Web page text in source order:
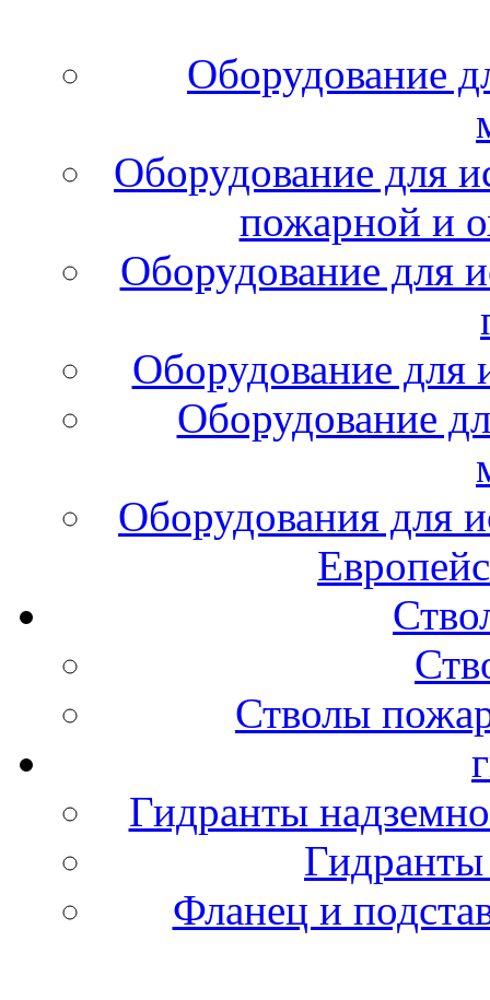
Оборудование
Оборудование для
пожарной и
Оборудование для
Оборудование для
Оборудование
Оборудования для
Стволы
Гидранты
Фланец и